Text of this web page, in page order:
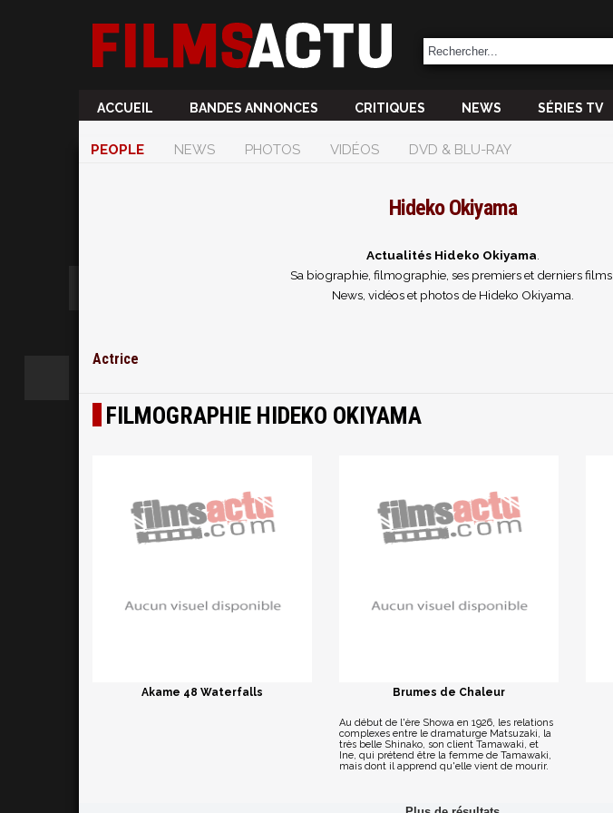
ACCUEIL BANDES ANNONCES CRITIQUES NEWS SÉRIES TV
PEOPLE NEWS PHOTOS VIDÉOS DVD & BLU-RAY
Hideko Okiyama
Actualités Hideko Okiyama
Sa biographie, filmographie, ses premiers et derniers films.
News, vidéos et photos de Hideko Okiyama.
Actrice
FILMOGRAPHIE HIDEKO OKIYAMA
Akame 48 Waterfalls Brumes de Chaleur
Au début de l'ère Showa en 1926, les relations
complexes entre le dramaturge Matsuzaki, la
très belle Shinako, son client Tamawaki, et
Ine, qui prétend être la femme de Tamawaki,
mais dont il apprend qu'elle vient de mourir.